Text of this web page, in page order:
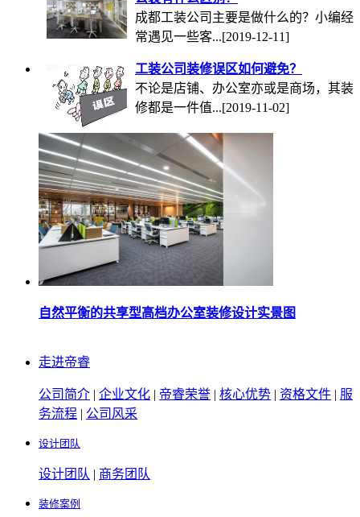
成都工装公司主要是做什么的？小编经
常遇见一些客...[2019-12-11]
工装公司装修误区如何避免？
不论是店铺、办公室亦或是商场，其装
修都是一件值...[2019-11-02]
自然平衡的共享型高档办公室装修设计实景图
走进帝睿
公司简介 | 企业文化 | 帝睿荣誉 | 核心优势 | 资格文件 | 服
务流程 | 公司风采
设计团队
设计团队 | 商务团队
装修案例